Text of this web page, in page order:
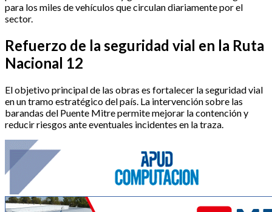
para los miles de vehículos que circulan diariamente por el
sector.
Refuerzo de la seguridad vial en la Ruta
Nacional 12
El objetivo principal de las obras es fortalecer la seguridad vial
en un tramo estratégico del país. La intervención sobre las
barandas del Puente Mitre permite mejorar la contención y
reducir riesgos ante eventuales incidentes en la traza.